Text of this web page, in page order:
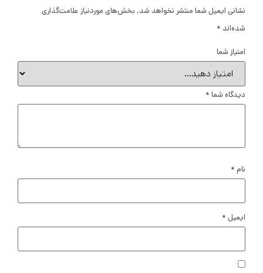
نشانی ایمیل شما منتشر نخواهد شد. بخش‌های موردنیاز علامت‌گذاری
شده‌اند *
امتیاز شما
دیدگاه شما *
نام *
ایمیل *